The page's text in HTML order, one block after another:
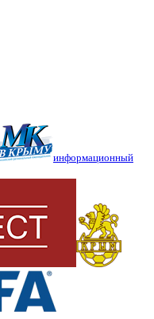
информационный